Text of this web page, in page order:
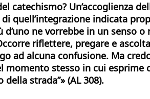
Un’accoglienza
quell’integrazione indicata
ne vorrebbe in un senso
riflettere, pregare e
alcuna confusione. Ma
stesso in cui
strada”» (AL 308).